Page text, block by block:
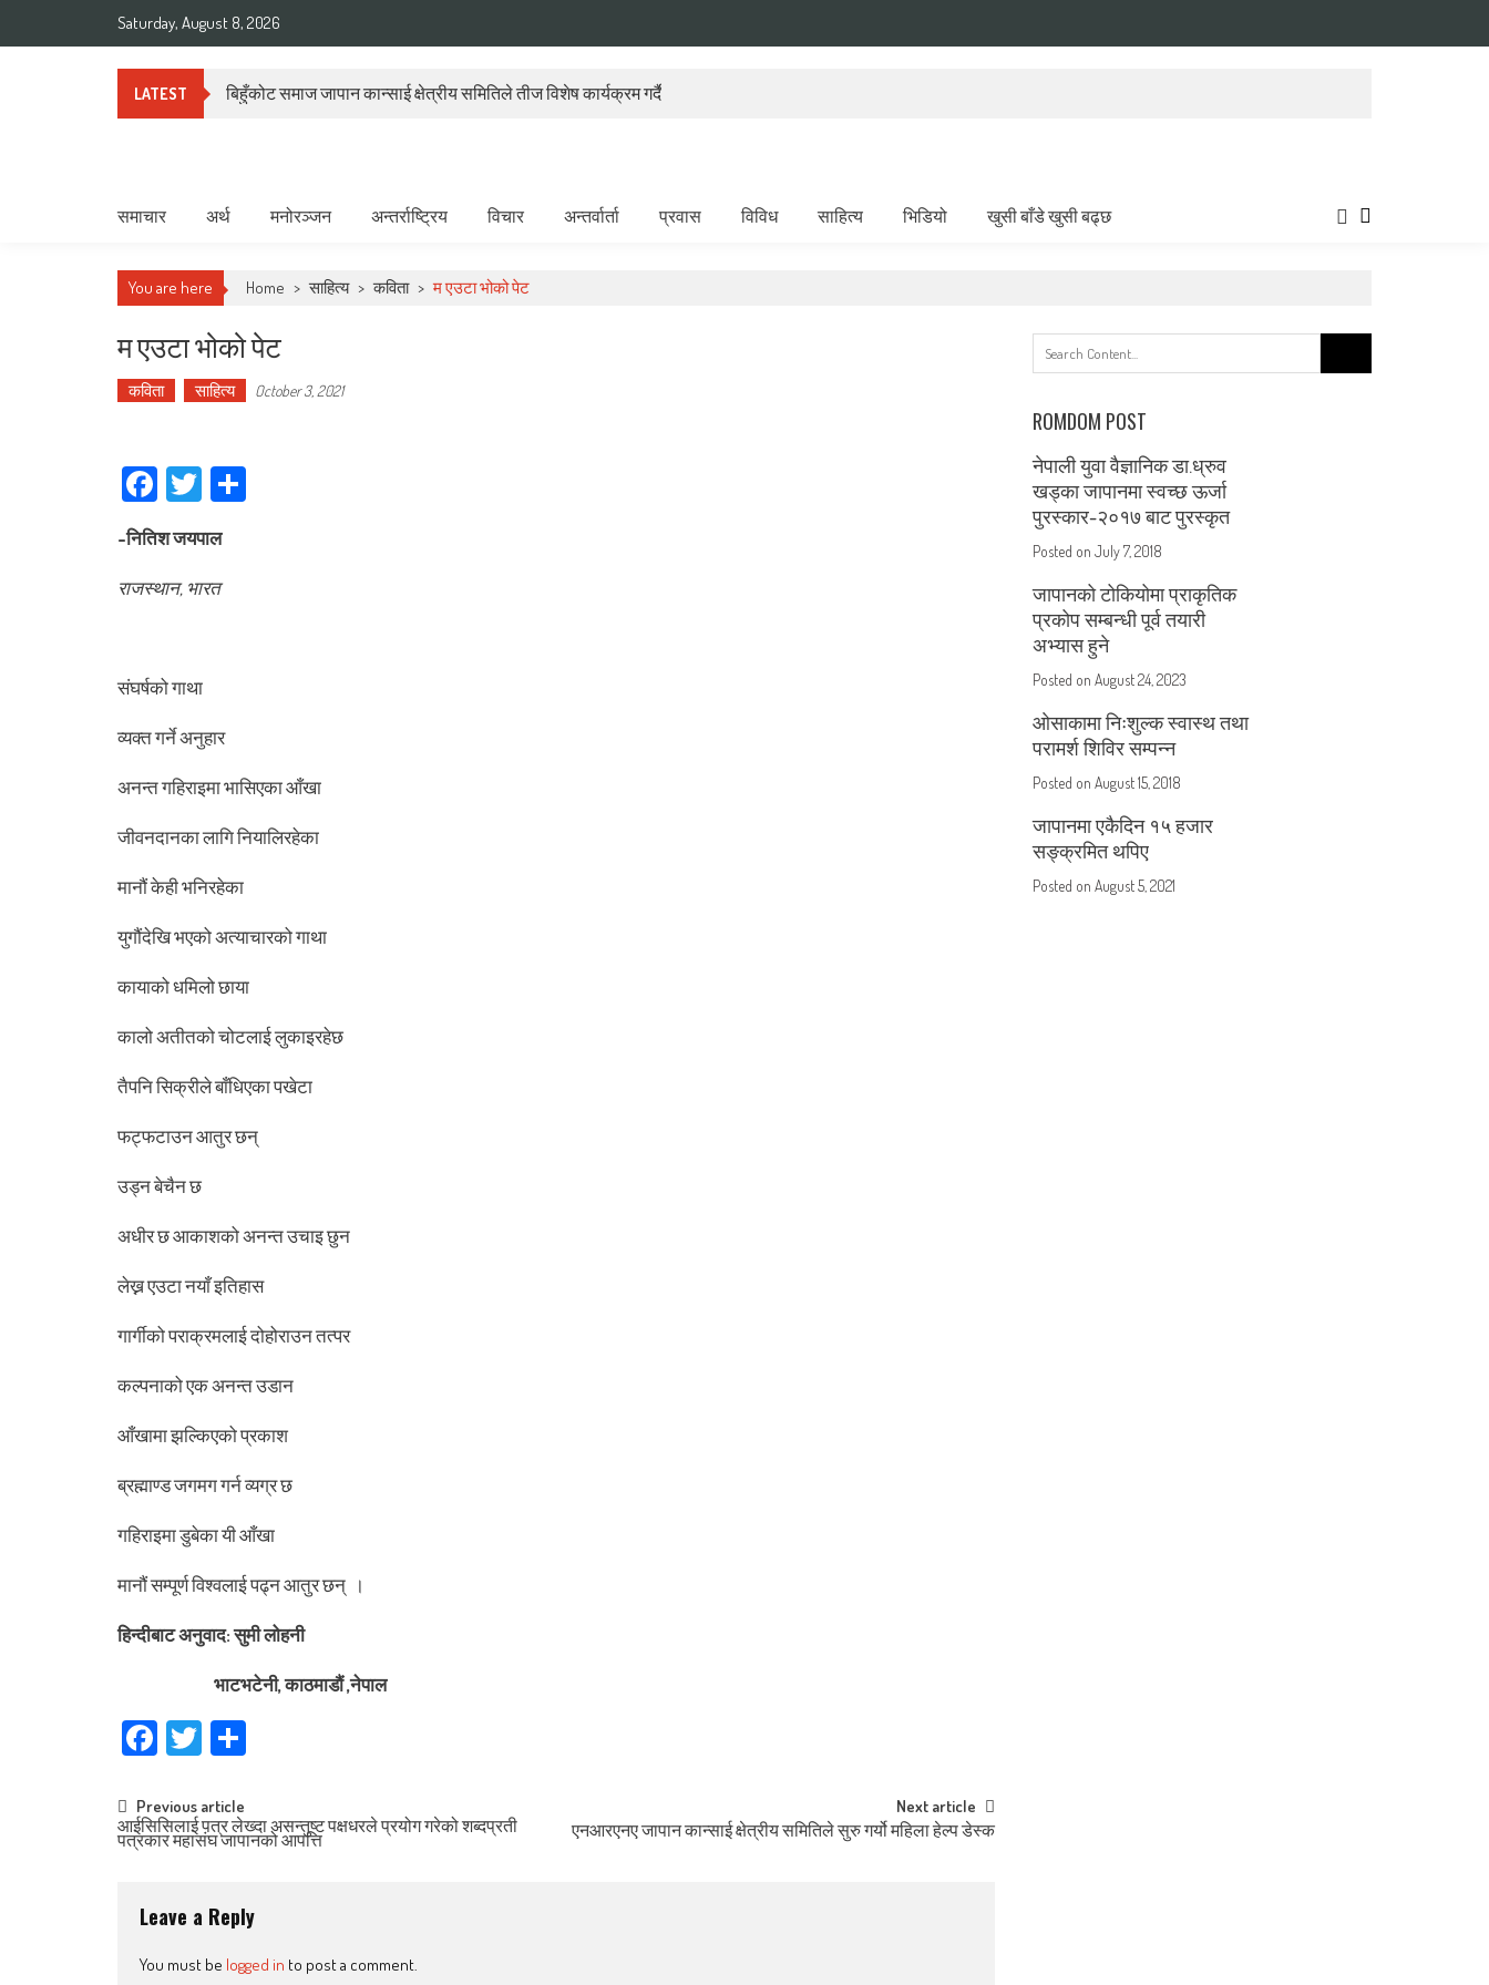
Saturday, August 8, 2026
LATEST बिहुँकोट समाज जापान कान्साई क्षेत्रीय समितिले तीज विशेष कार्यक्रम गर्दै
Deepshree Online
समाचार अर्थ मनोरञ्जन अन्तर्राष्ट्रिय विचार अन्तर्वार्ता प्रवास विविध साहित्य भिडियो खुसी बाँडे खुसी बढ्छ
You are here Home > साहित्य > कविता > म एउटा भोको पेट
म एउटा भोको पेट
कविता साहित्य October 3, 2021
Facebook
Twitter
-नितिश जयपाल
राजस्थान, भारत
संघर्षको गाथा
व्यक्त गर्ने अनुहार
अनन्त गहिराइमा भासिएका आँखा
जीवनदानका लागि नियालिरहेका
मानौं केही भनिरहेका
युगौंदेखि भएको अत्याचारको गाथा
कायाको धमिलो छाया
कालो अतीतको चोटलाई लुकाइरहेछ
तैपनि सिक्रीले बाँधिएका पखेटा
फट्फटाउन आतुर छन्
उड्न बेचैन छ
अधीर छ आकाशको अनन्त उचाइ छुन
लेख्न एउटा नयाँ इतिहास
गार्गीको पराक्रमलाई दोहोराउन तत्पर
कल्पनाको एक अनन्त उडान
आँखामा झल्किएको प्रकाश
ब्रह्माण्ड जगमग गर्न व्यग्र छ
गहिराइमा डुबेका यी आँखा
मानौं सम्पूर्ण विश्वलाई पढ्न आतुर छन् ।
हिन्दीबाट अनुवाद: सुमी लोहनी
भाटभटेनी, काठमाडौं ,नेपाल
Facebook
Twitter
Post
navigation
Previous article
आईसिसिलाई पत्र लेख्दा असन्तुष्ट पक्षधरले प्रयोग गरेको शब्दप्रती
पत्रकार महासंघ जापानको आपत्ति
Next article
एनआरएनए जापान कान्साई क्षेत्रीय समितिले सुरु गर्यो महिला हेल्प डेस्क
Leave a Reply
You must be logged in to post a comment.
for:
ROMDOM POST
नेपाली युवा वैज्ञानिक डा.ध्रुव
खड्का जापानमा स्वच्छ ऊर्जा
पुरस्कार-२०१७ बाट पुरस्कृत
Posted onJuly 7, 2018
जापानको टोकियोमा प्राकृतिक
प्रकोप सम्बन्धी पूर्व तयारी
अभ्यास हुने
Posted onAugust 24, 2023
ओसाकामा निःशुल्क स्वास्थ तथा
परामर्श शिविर सम्पन्न
Posted onAugust 15, 2018
जापानमा एकैदिन १५ हजार
सङ्क्रमित थपिए
Posted onAugust 5, 2021